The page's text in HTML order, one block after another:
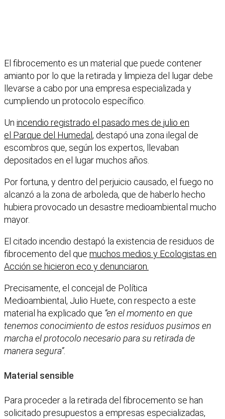
El fibrocemento es un material que puede contener
amianto por lo que la retirada y limpieza del lugar debe
llevarse a cabo por una empresa especializada y
cumpliendo un protocolo específico.
Un incendio registrado el pasado mes de julio en
el Parque del Humedal, destapó una zona ilegal de
escombros que, según los expertos, llevaban
depositados en el lugar muchos años.
Por fortuna, y dentro del perjuicio causado, el fuego no
alcanzó a la zona de arboleda, que de haberlo hecho
hubiera provocado un desastre medioambiental mucho
mayor.
El citado incendio destapó la existencia de residuos de
fibrocemento del que muchos medios y Ecologistas en
Acción se hicieron eco y denunciaron.
Precisamente, el concejal de Política
Medioambiental, Julio Huete, con respecto a este
material ha explicado que “en el momento en que
tenemos conocimiento de estos residuos pusimos en
marcha el protocolo necesario para su retirada de
manera segura”.
Material sensible
Para proceder a la retirada del fibrocemento se han
solicitado presupuestos a empresas especializadas,